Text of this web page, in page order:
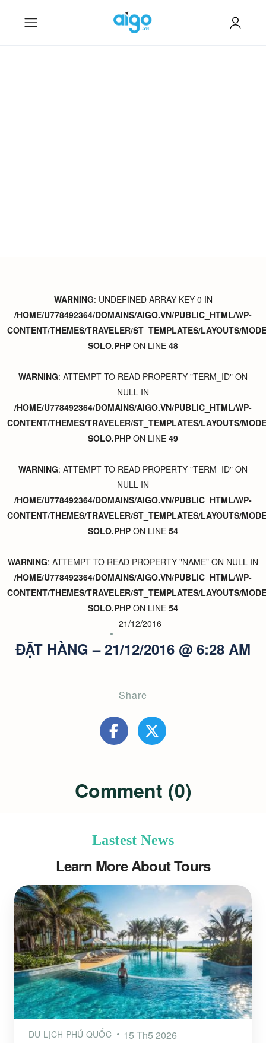
WARNING: UNDEFINED ARRAY KEY 0 IN
/HOME/U778492364/DOMAINS/AIGO.VN/PUBLIC_HTML/WP-
CONTENT/THEMES/TRAVELER/ST_TEMPLATES/LAYOUTS/
SOLO.PHP ON LINE 48
WARNING: ATTEMPT TO READ PROPERTY "TERM_ID" ON
NULL IN
/HOME/U778492364/DOMAINS/AIGO.VN/PUBLIC_HTML/WP-
CONTENT/THEMES/TRAVELER/ST_TEMPLATES/LAYOUTS/
SOLO.PHP ON LINE 49
WARNING: ATTEMPT TO READ PROPERTY "TERM_ID" ON
NULL IN
/HOME/U778492364/DOMAINS/AIGO.VN/PUBLIC_HTML/WP-
CONTENT/THEMES/TRAVELER/ST_TEMPLATES/LAYOUTS/
SOLO.PHP ON LINE 54
WARNING: ATTEMPT TO READ PROPERTY "NAME" ON NULL IN
/HOME/U778492364/DOMAINS/AIGO.VN/PUBLIC_HTML/WP-
CONTENT/THEMES/TRAVELER/ST_TEMPLATES/LAYOUTS/
SOLO.PHP ON LINE 54
21/12/2016
ĐẶT HÀNG – 21/12/2016 @ 6:28 AM
Share
Comment (0)
Lastest News
Learn More About Tours
DU LỊCH PHÚ QUỐC 15 Th5 2026